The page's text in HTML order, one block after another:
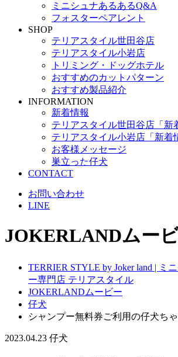
ミニシュナあるあるQ&A
フォスターペアレント
SHOP
テリアスタイル世田谷店
テリアスタイル小岩店
トリミング・ドッグホテル
おすすめのカットパターン
おすすめ製品紹介
INFORMATION
新着情報
テリアスタイル世田谷店「新
テリアスタイル小岩店「新着
お客様メッセージ
巣立った仔犬
CONTACT
お問い合わせ
LINE
JOKERLANDムー
TERRIER STYLE by Joker land | ミ
ー専門店 テリアスタイル
JOKERLANDムービー
仔犬
シャンプー無料券ご利用の仔犬ち
2023.04.23 仔犬